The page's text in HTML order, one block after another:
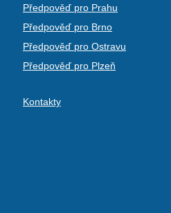
Předpověď pro Prahu
Předpověď pro Brno
Předpověď pro Ostravu
Předpověď pro Plzeň
Kontakty